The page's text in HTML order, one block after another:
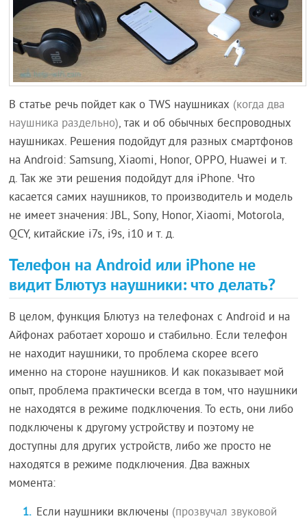
В статье речь пойдет как о TWS наушниках (когда два
наушника раздельно), так и об обычных беспроводных
наушниках. Решения подойдут для разных смартфонов
на Android: Samsung, Xiaomi, Honor, OPPO, Huawei и т.
д. Так же эти решения подойдут для iPhone. Что
касается самих наушников, то производитель и модель
не имеет значения: JBL, Sony, Honor, Xiaomi, Motorola,
QCY, китайские i7s, i9s, i10 и т. д.
Телефон на Android или iPhone не
видит Блютуз наушники: что делать?
В целом, функция Блютуз на телефонах с Android и на
Айфонах работает хорошо и стабильно. Если телефон
не находит наушники, то проблема скорее всего
именно на стороне наушников. И как показывает мой
опыт, проблема практически всегда в том, что наушники
не находятся в режиме подключения. То есть, они либо
подключены к другому устройству и поэтому не
доступны для других устройств, либо же просто не
находятся в режиме подключения. Два важных
момента:
Если наушники включены (прозвучал звуковой